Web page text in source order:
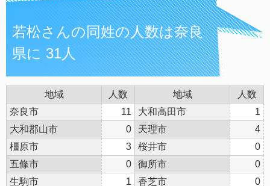
若松さんの同姓の人数は奈良
県に 31人
地域 人数 地域
人数
奈良市
11 大和高田市
1
大和郡山市
0 天理市
4
橿原市
3 桜井市
0
五條市
0 御所市
0
生駒市
1 香芝市
0